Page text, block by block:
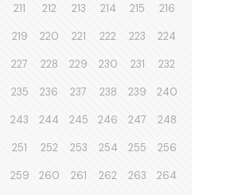
211 212 213 214 215 216
219 220 221 222 223 224
227 228 229 230 231 232
235 236 237 238 239 240
243 244 245 246 247 248
251 252 253 254 255 256
259 260 261 262 263 264